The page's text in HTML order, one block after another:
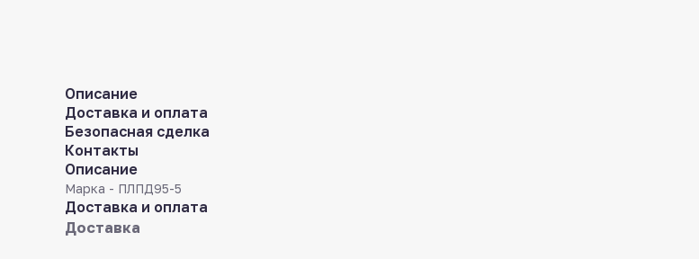
Описание
Доставка и оплата
Безопасная сделка
Контакты
Описание
Марка - ПЛПД95-5
Доставка и оплата
Доставка